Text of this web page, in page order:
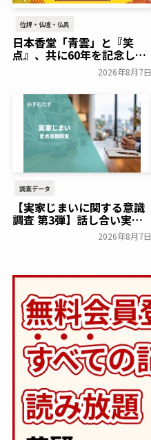
位牌・仏壇・仏具
日本香堂「青雲」と『笑
点』、共に60年を記念した
初コラボ！オリジナルグッ
ズのプレゼントキャンペー
ンを実施～日本香堂～
一般公開
2026年8月7日
調査データ
【実家じまいに関する意識
調査 第3弾】話し合い実施
率は29.5％で前回から低
下。「大相続時代」でも家
2026年8月7日